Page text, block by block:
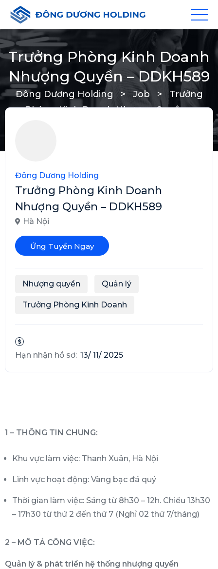
Trưởng Phòng Kinh Doanh
Nhượng Quyền – DDKH589
Đông Dương Holding > Job >
Trưởng
Phòng Kinh Doanh Nhượng Quyền –
Đông Dương Holding
Trưởng Phòng Kinh Doanh
Nhượng Quyền – DDKH589
Hà Nội
Ứng Tuyển Ngay
Nhượng quyền Quản lý
Trưởng Phòng Kinh Doanh
Hạn nhận hồ sơ: 13/ 11/ 2025
1 – THÔNG TIN CHUNG:
Khu vực làm việc: Thanh Xuân, Hà Nội
Lĩnh vực hoạt động: Vàng bạc đá quý
Thời gian làm việc: Sáng từ 8h30 – 12h. Chiều 13h30
– 17h30 từ thứ 2 đến thứ 7 (Nghỉ 02 thứ 7/tháng)
2 – MÔ TẢ CÔNG VIỆC:
Quản lý & phát triển hệ thống nhượng quyền